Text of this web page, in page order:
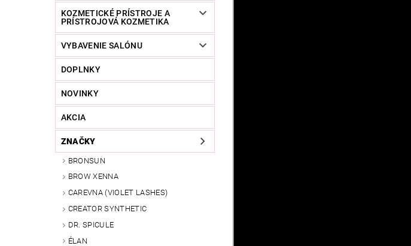
KOZMETICKÉ PRÍSTROJE A
PRÍSTROJOVÁ KOZMETIKA
VYBAVENIE SALÓNU
DOPLNKY
NOVINKY
AKCIA
ZNAČKY
BRONSUN
BROW XENNA
CAREVNA (VIOLET LASHES)
CREATOR SYNTHETIC
DR. SPICULE
ÉLAN